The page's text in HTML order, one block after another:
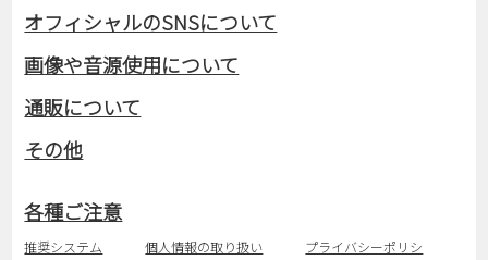
オフィシャルのSNSについて
画像や音源使用について
通販について
その他
各種ご注意
推奨システム 個人情報の取り扱い
プライバシーポリシ